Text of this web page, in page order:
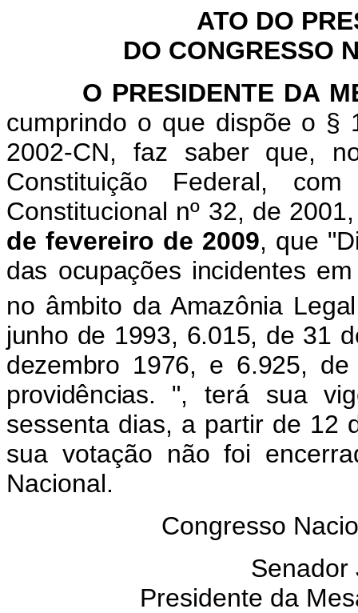
ATO DO
DO CONGRESSO
O PRESIDENTE DA
cumprindo o que dispõe o §
2002-CN, faz saber que,
Constituição Federal,
Constitucional nº 32, de
de fevereiro de 2009, que "
das ocupações incidentes
no âmbito da Amazônia
junho de 1993, 6.015, de 31
dezembro 1976, e 6.925,
providências.
", terá sua
sessenta dias, a partir de 12
sua votação não foi
Nacional.
Congresso
Senador
Presidente da